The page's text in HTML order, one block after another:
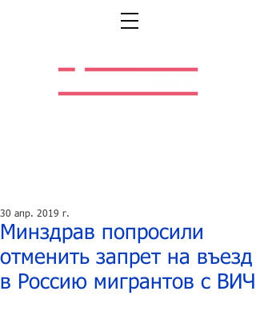
Минздрав попросили
отменить запрет на въезд
в Россию мигрантов с ВИЧ
30 апр. 2019 г.